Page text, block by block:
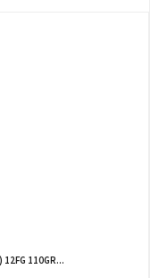
12FG 110GR...